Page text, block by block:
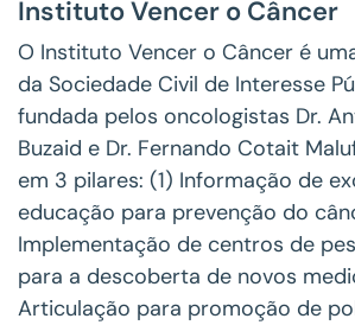
Instituto Vencer o Câncer
O Instituto Vencer o Câncer é
da Sociedade Civil de Interesse
fundada pelos oncologistas Dr.
Buzaid e Dr. Fernando Cotait
em 3 pilares: (1) Informação de
educação para prevenção do
Implementação de centros de
para a descoberta de novos
Articulação para promoção de